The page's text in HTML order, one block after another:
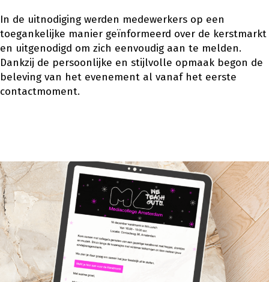
In de uitnodiging werden medewerkers op een
toegankelijke manier geïnformeerd over de kerstmarkt
en uitgenodigd om zich eenvoudig aan te melden.
Dankzij de persoonlijke en stijlvolle opmaak begon de
beleving van het evenement al vanaf het eerste
contactmoment.